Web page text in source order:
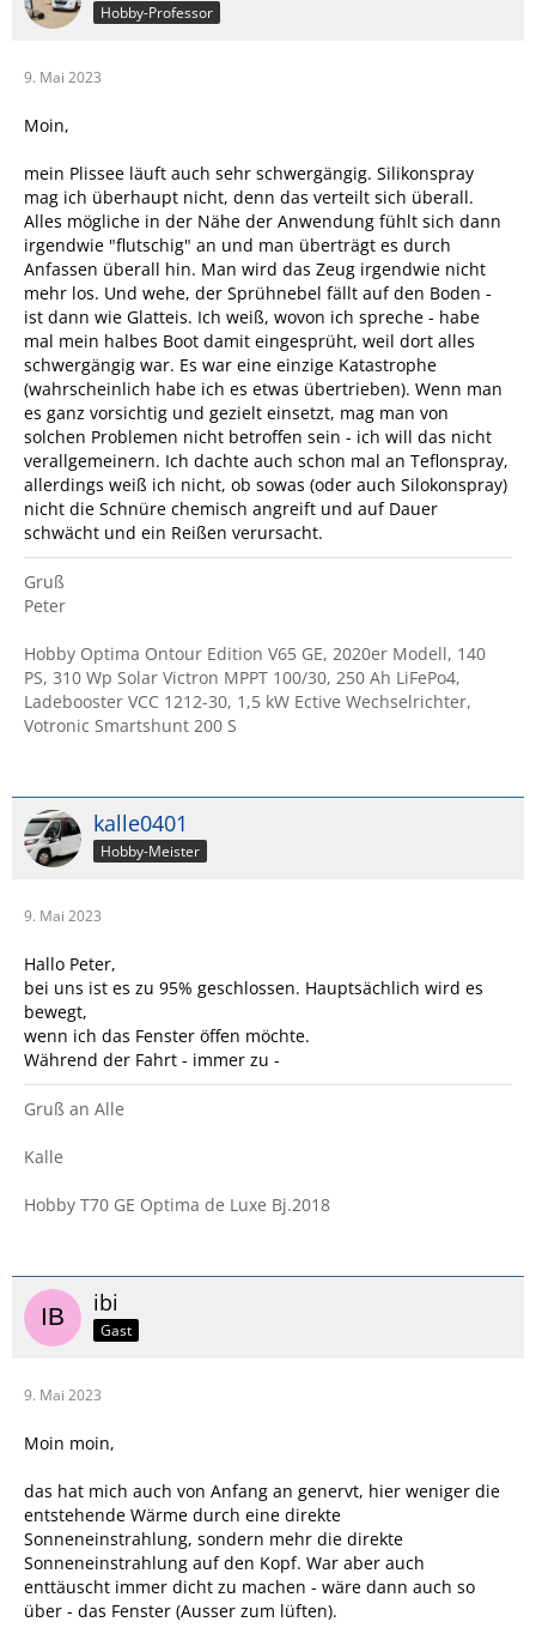
Hobby-Professor
9. Mai 2023
Moin,
mein Plissee läuft auch sehr schwergängig. Silikonspray
mag ich überhaupt nicht, denn das verteilt sich überall.
Alles mögliche in der Nähe der Anwendung fühlt sich dann
irgendwie "flutschig" an und man überträgt es durch
Anfassen überall hin. Man wird das Zeug irgendwie nicht
mehr los. Und wehe, der Sprühnebel fällt auf den Boden -
ist dann wie Glatteis. Ich weiß, wovon ich spreche - habe
mal mein halbes Boot damit eingesprüht, weil dort alles
schwergängig war. Es war eine einzige Katastrophe
(wahrscheinlich habe ich es etwas übertrieben). Wenn man
es ganz vorsichtig und gezielt einsetzt, mag man von
solchen Problemen nicht betroffen sein - ich will das nicht
verallgemeinern. Ich dachte auch schon mal an Teflonspray,
allerdings weiß ich nicht, ob sowas (oder auch Silokonspray)
nicht die Schnüre chemisch angreift und auf Dauer
schwächt und ein Reißen verursacht.
Gruß
Peter
Hobby Optima Ontour Edition V65 GE, 2020er Modell, 140
PS, 310 Wp Solar Victron MPPT 100/30, 250 Ah LiFePo4,
Ladebooster VCC 1212-30, 1,5 kW Ective Wechselrichter,
Votronic Smartshunt 200 S
kalle0401
Hobby-Meister
9. Mai 2023
Hallo Peter,
bei uns ist es zu 95% geschlossen. Hauptsächlich wird es
bewegt,
wenn ich das Fenster öffen möchte.
Während der Fahrt - immer zu -
Gruß an Alle
Kalle
Hobby T70 GE Optima de Luxe Bj.2018
ibi
Gast
9. Mai 2023
Moin moin,
das hat mich auch von Anfang an genervt, hier weniger die
entstehende Wärme durch eine direkte
Sonneneinstrahlung, sondern mehr die direkte
Sonneneinstrahlung auf den Kopf. War aber auch
enttäuscht immer dicht zu machen - wäre dann auch so
über - das Fenster (Ausser zum lüften).